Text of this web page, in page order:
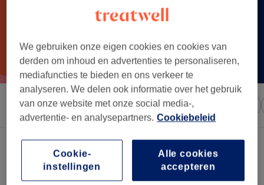
Sorteer op Elke prijs Salons Expresaanbiedingen
Een salon met:headspa in Beveren, Oost-Vlaanderen
We gebruiken onze eigen cookies en cookies van
derden om inhoud en advertenties te personaliseren,
mediafuncties te bieden en ons verkeer te
analyseren. We delen ook informatie over het gebruik
van onze website met onze social media-,
advertentie- en analysepartners. Cookiebeleid
Alle cookies
accepteren
Cookie-
instellingen